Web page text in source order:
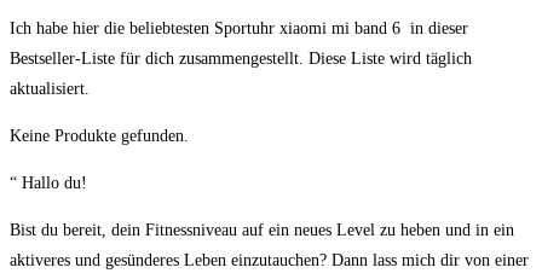
Ich habe hier ⁣die beliebtesten Sportuhr xiaomi mi band 6 ‍ ‍in⁢ dieser
Bestseller-Liste für dich zusammengestellt. Diese ​Liste wird täglich
aktualisiert.
Keine Produkte gefunden.
“ Hallo du!
Bist du bereit, dein​ Fitnessniveau auf ein neues ‌Level⁤ zu heben und in ein
aktiveres⁤ und ‌gesünderes Leben einzutauchen? Dann lass mich dir von einer